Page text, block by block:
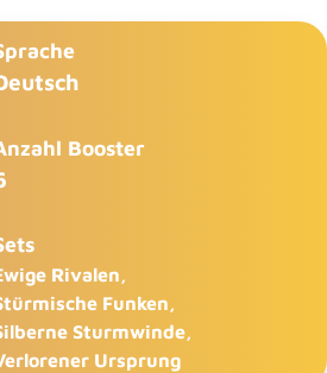
Booster
Rivalen,
Funken,
Sturmwinde,
Ursprung